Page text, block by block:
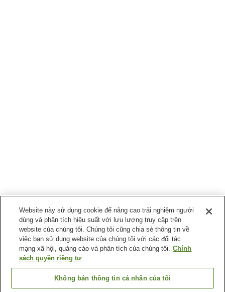
Website này sử dụng cookie để nâng cao trải nghiệm người
dùng và phân tích hiệu suất với lưu lượng truy cập trên
website của chúng tôi. Chúng tôi cũng chia sẻ thông tin về
việc bạn sử dụng website của chúng tôi với các đối tác
mạng xã hội, quảng cáo và phân tích của chúng tôi. Chính
sách quyền riêng tư
Không bán thông tin cá nhân của tôi